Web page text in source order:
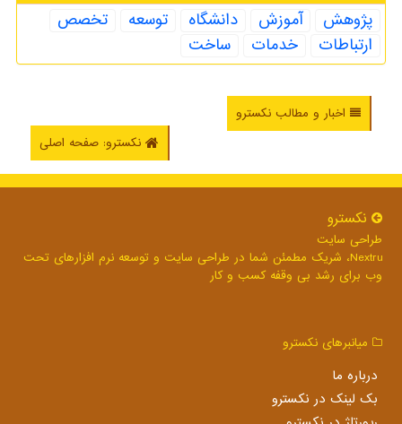
پژوهش آموزش دانشگاه توسعه
تخصص
ارتباطات
خدمات ساخت
اخبار و مطالب نکسترو
نکسترو: صفحه اصلی
نكسترو
طراحی سایت
Nextru، شریک مطمئن شما در طراحی سایت و توسعه نرم افزارهای تحت
وب برای رشد بی وقفه کسب و کار
میانبرهای نكسترو
درباره ما
بک لینک در نكسترو